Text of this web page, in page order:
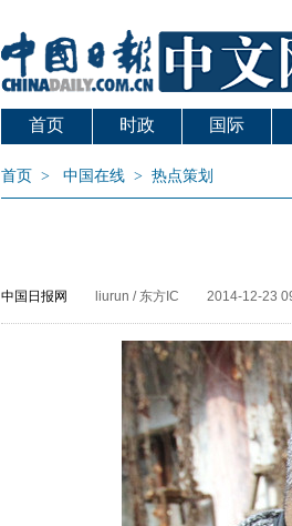
首页 时政 国际
首页 > 中国在线 > 热点策划
中国日报网 liurun / 东方IC 2014-12-23